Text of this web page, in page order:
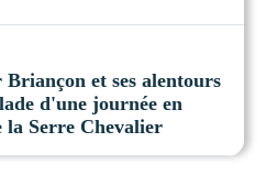
et ses alentours
d'une journée en
la Serre Chevalier